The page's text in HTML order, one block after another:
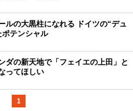
ルの大黒柱になれる ドイツの“デュ
テンシャル
ダの新天地で「フェイエの上田」と
ってほしい
1